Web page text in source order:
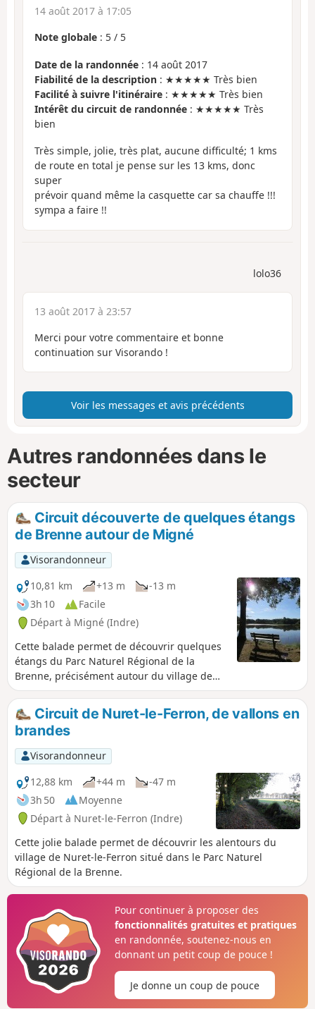
14 août 2017 à 17:05
Note globale : 5 / 5
Date de la randonnée : 14 août 2017
Fiabilité de la description : ★★★★★ Très bien
Facilité à suivre l'itinéraire : ★★★★★ Très bien
Intérêt du circuit de randonnée : ★★★★★ Très
bien
Très simple, jolie, très plat, aucune difficulté; 1 kms
de route en total je pense sur les 13 kms, donc
super
prévoir quand même la casquette car sa chauffe !!!
sympa a faire !!
lolo36
13 août 2017 à 23:57
Merci pour votre commentaire et bonne
continuation sur Visorando !
Voir les messages et avis précédents
Autres randonnées dans le
secteur
Circuit découverte de quelques étangs
de Brenne autour de Migné
Visorandonneur
10,81 km
+13 m
-13 m
3h 10
Facile
Départ à Migné (Indre)
Cette balade permet de découvrir quelques
étangs du Parc Naturel Régional de la
Brenne, précisément autour du village de
Migné.
Circuit de Nuret-le-Ferron, de vallons en
brandes
Visorandonneur
12,88 km
+44 m
-47 m
3h 50
Moyenne
Départ à Nuret-le-Ferron (Indre)
Cette jolie balade permet de découvrir les alentours du
village de Nuret-le-Ferron situé dans le Parc Naturel
Régional de la Brenne.
Pour continuer à proposer des
fonctionnalités gratuites et pratiques
en randonnée, soutenez-nous en
donnant un petit coup de pouce !
Je donne un coup de pouce